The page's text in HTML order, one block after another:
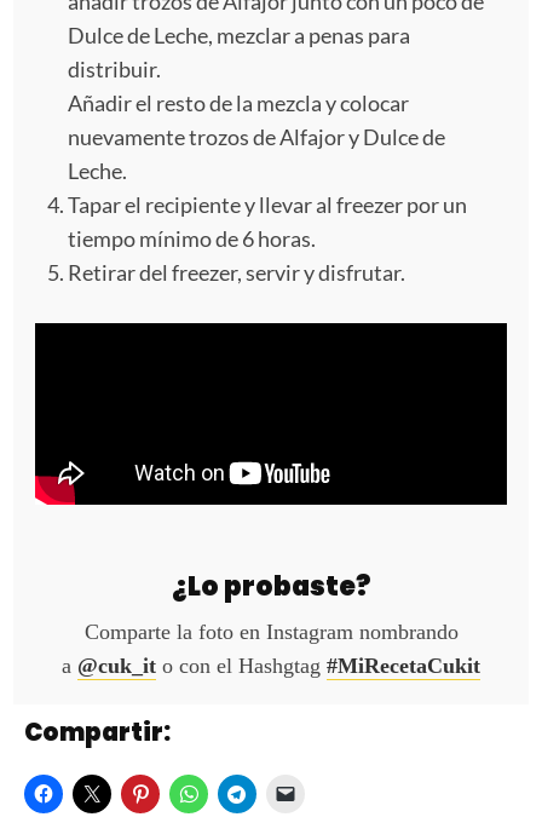
Dulce de Leche, mezclar a penas para
distribuir.
Añadir el resto de la mezcla y colocar
nuevamente trozos de Alfajor y Dulce de
Leche.
Tapar el recipiente y llevar al freezer por un
tiempo mínimo de 6 horas.
Retirar del freezer, servir y disfrutar.
¿Lo probaste?
Comparte la foto en Instagram nombrando
a @cuk_it o con el Hashgtag #MiRecetaCukit
Compartir: